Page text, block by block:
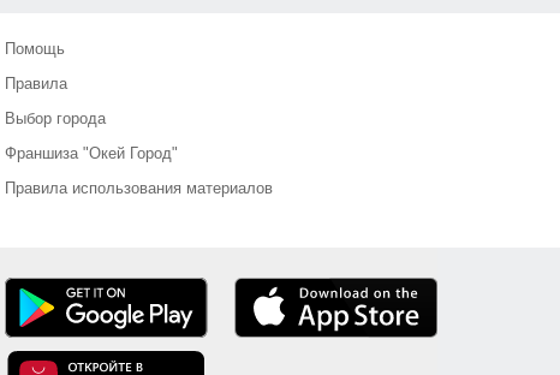
Помощь
Правила
Выбор города
Франшиза "Окей Город"
Правила использования материалов